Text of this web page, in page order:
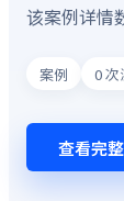
该案例详情
案例 0次
查看完